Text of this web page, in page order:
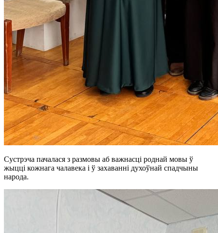
Сустрэча пачалася з размовы аб важнасці роднай мовы ў
жыцці кожнага чалавека і ў захаванні духоўнай спадчыны
народа.